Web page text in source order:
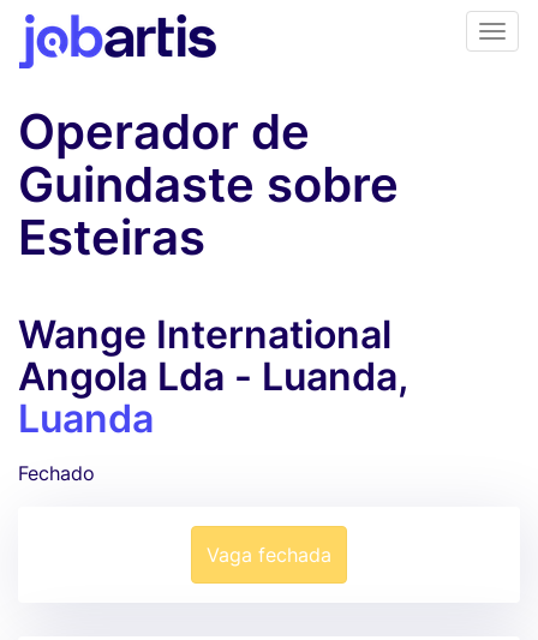
Operador de
Guindaste sobre
Esteiras
Wange International
Angola Lda - Luanda,
Luanda
Fechado
Vaga fechada